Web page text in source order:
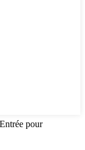
pour